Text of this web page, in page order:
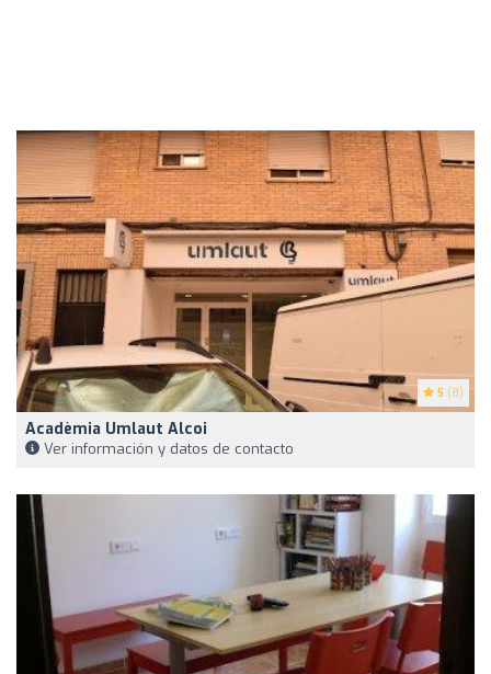
5 (8)
Acadèmia Umlaut Alcoi
Ver información y datos de contacto